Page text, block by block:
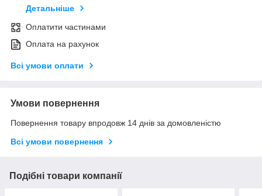
Детальніше
Оплатити частинами
Оплата на рахунок
Всі умови оплати
Умови повернення
Повернення товару впродовж 14 днів за домовленістю
Всі умови повернення
Подібні товари компанії